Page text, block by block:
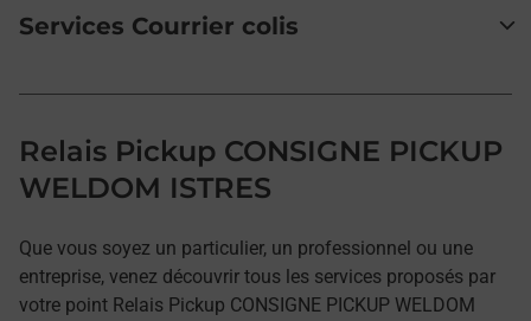
Services Courrier colis
Relais Pickup CONSIGNE PICKUP
WELDOM ISTRES
Que vous soyez un particulier, un professionnel ou une
entreprise, venez découvrir tous les services proposés par
votre point Relais Pickup CONSIGNE PICKUP WELDOM